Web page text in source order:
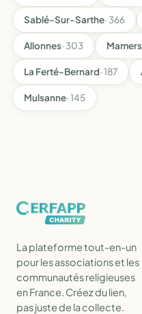
Sablé-Sur-Sarthe· 366
Allonnes· 303 Mamers
La Ferté-Bernard· 187
Mulsanne· 145
La plateforme tout-en-un
pour les associations et les
communautés religieuses
en France. Créez du lien,
pas juste de la collecte.